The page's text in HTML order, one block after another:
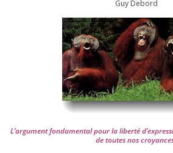
Guy Debord
L’argument fon­da­men­tal pour la liber­té
de toutes nos